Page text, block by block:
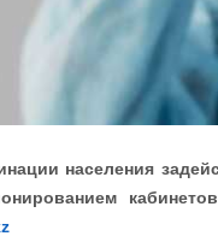
населения